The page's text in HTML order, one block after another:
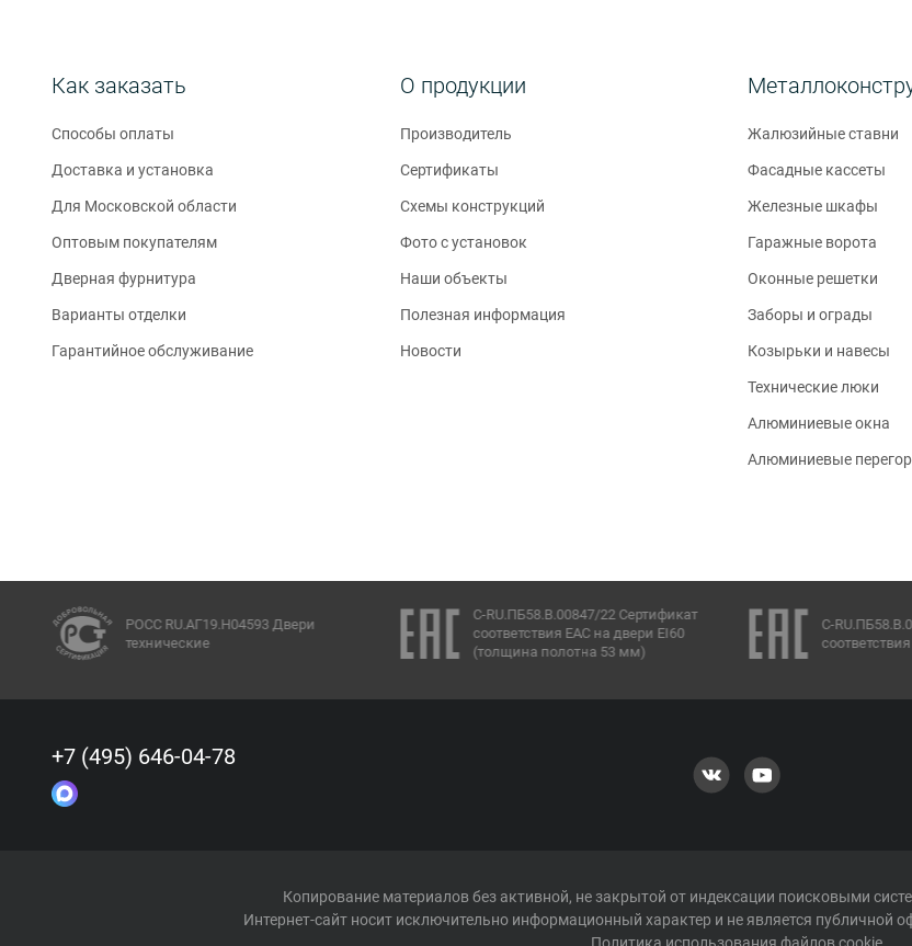
Как заказать
Способы оплаты
Доставка и установка
Для Московской области
Оптовым покупателям
Дверная фурнитура
Варианты отделки
Гарантийное обслуживание
О продукции
Производитель
Сертификаты
Схемы конструкций
Фото с установок
Наши объекты
Полезная информация
Новости
Жалюзийные ставни
Фасадные кассеты
Железные шкафы
Гаражные ворота
Оконные решетки
Заборы и ограды
Козырьки и навесы
Технические люки
Алюминиевые окна
Алюминиевые
РОСС RU.АГ19.Н04593 Двери
технические
C-RU.ПБ58.В.00847/22 Сертификат
соответствия ЕАС на двери EI60
(толщина полотна 53 мм)
C-
+7 (495) 646-04-78
Копирование материалов без активной, не закрытой от индексации поисковыми
Интернет-сайт носит исключительно информационный характер и не является публичной